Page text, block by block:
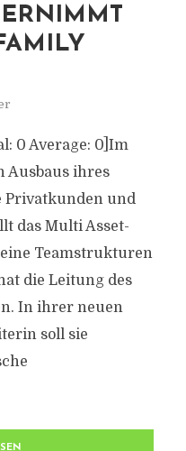
L
O
0 Average: 0]Im
Ausbaus ihres
Privatkunden und
das Multi Asset-
Teamstrukturen
die Leitung des
In ihrer neuen
soll sie